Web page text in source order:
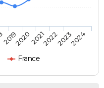
France
201920202021202220232024